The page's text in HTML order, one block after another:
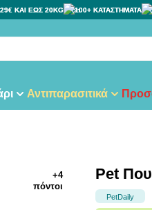
ΚΑΙ ΕΩΣ 20KG 100+ ΚΑΤΑΣΤΗΜΑΤΑ
Αντιπαρασιτικά
+4
πόντοι
Pet
PetDaily